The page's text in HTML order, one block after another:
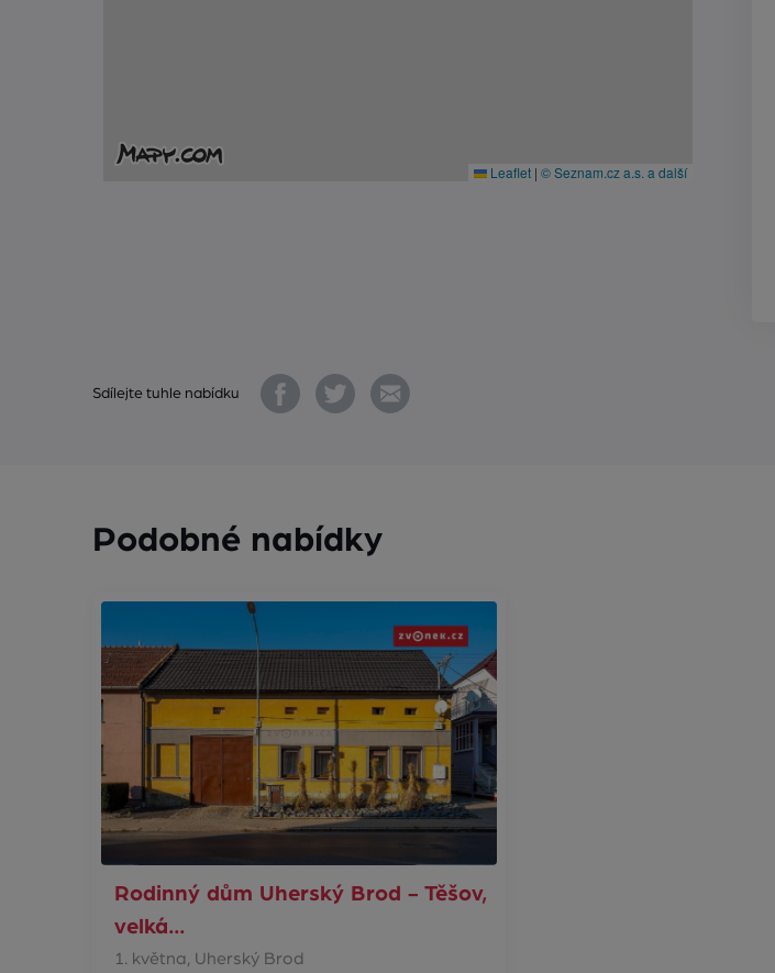
Leaflet | © Seznam.cz a.s. a další
Sdílejte tuhle nabídku
Podobné nabídky
Rodinný dům Uherský Brod - Těšov,
velká…
1. května, Uherský Brod